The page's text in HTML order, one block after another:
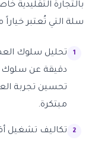
بالتجارة التقليدية
سلة التي تُعتبر خياراً
تحليل سلوك
دقيقة عن سلوك
تحسين تجربة
مبتكرة.
تكاليف تشغيل